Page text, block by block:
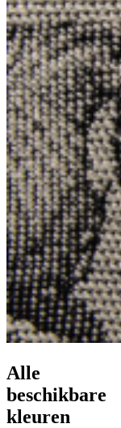
Alle
beschikbare
kleuren